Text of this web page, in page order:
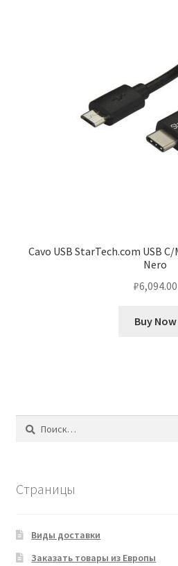
Cavo USB StarTech.com USB
Nero
₽6,094.00
Buy Now
Найти:
Страницы
Виды доставки
Заказать товары из Европы